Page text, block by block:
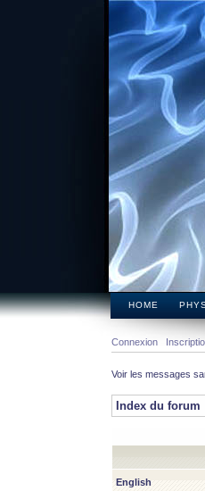
HOME
Connexion
Voir les messages
Index du forum
English